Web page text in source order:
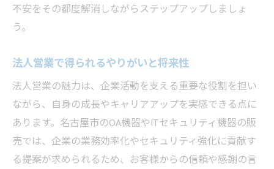
不安をその都度解消しながらステップアップしましょ
う。
法人営業で得られるやりがいと将来性
法人営業の魅力は、企業活動を支える重要な役割を担い
ながら、自身の成長やキャリアアップを実感できる点に
あります。名古屋市のOA機器やITセキュリティ機器の販
売では、企業の業務効率化やセキュリティ強化に貢献す
る提案が求められるため、お客様からの信頼や感謝の言